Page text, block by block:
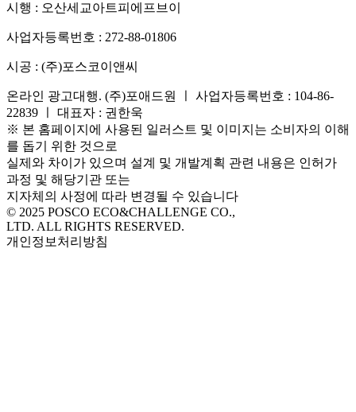
시행 : 오산세교아트피에프브이
사업자등록번호 : 272-88-01806
시공 : (주)포스코이앤씨
온라인 광고대행. (주)포애드원 ㅣ 사업자등록번호 : 104-86-
22839 ㅣ 대표자 : 권한욱
※ 본 홈페이지에 사용된 일러스트 및 이미지는 소비자의 이해
를 돕기 위한 것으로
실제와 차이가 있으며 설계 및 개발계획 관련 내용은 인허가
과정 및 해당기관 또는
지자체의 사정에 따라 변경될 수 있습니다
© 2025 POSCO ECO&CHALLENGE CO.,
LTD. ALL RIGHTS RESERVED.
개인정보처리방침